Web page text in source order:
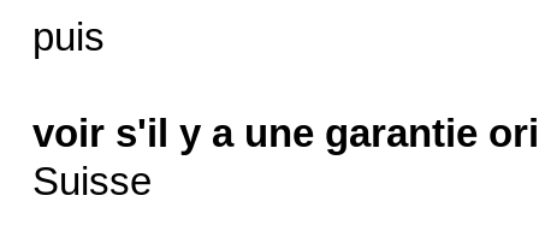
puis
voir s'il y a une garantie
Suisse